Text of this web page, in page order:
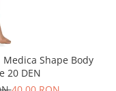
Shape Body
20 DEN